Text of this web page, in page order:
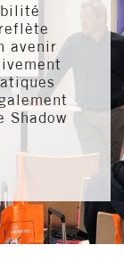
avenir
Shadow